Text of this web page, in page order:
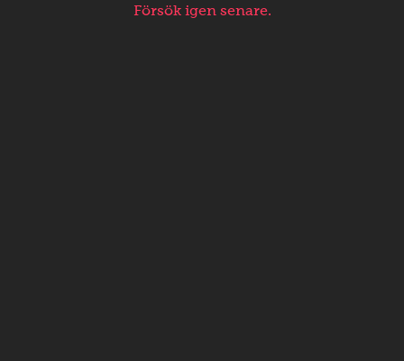
Försök igen senare.